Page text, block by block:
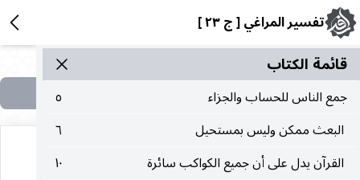
تفسير المراغي [ ج ٢٣ ]
قائمة الکتاب
جمع الناس للحساب والجزاء
٥
البعث ممكن وليس بمستحيل
٦
القرآن يدل على أن جميع الكواكب سائرة
١٠